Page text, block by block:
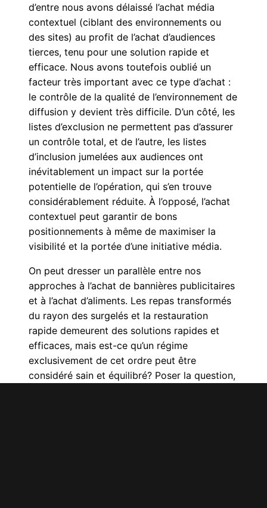
d’entre nous avons délaissé l’achat média
contextuel (ciblant des environnements ou
des sites) au profit de l’achat d’audiences
tierces, tenu pour une solution rapide et
efficace. Nous avons toutefois oublié un
facteur très important avec ce type d’achat :
le contrôle de la qualité de l’environnement de
diffusion y devient très difficile. D’un côté, les
listes d’exclusion ne permettent pas d’assurer
un contrôle total, et de l’autre, les listes
d’inclusion jumelées aux audiences ont
inévitablement un impact sur la portée
potentielle de l’opération, qui s’en trouve
considérablement réduite. À l’opposé, l’achat
contextuel peut garantir de bons
positionnements à même de maximiser la
visibilité et la portée d’une initiative média.
On peut dresser un parallèle entre nos
approches à l’achat de bannières publicitaires
et à l’achat d’aliments. Les repas transformés
du rayon des surgelés et la restauration
rapide demeurent des solutions rapides et
efficaces, mais est-ce qu’un régime
exclusivement de cet ordre peut être
considéré sain et équilibré? Poser la question,